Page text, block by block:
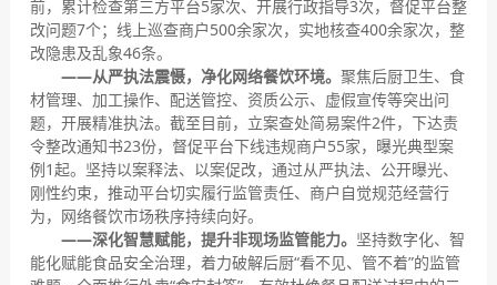
前，累计检查第三方平台5家次、开展行政指导3次，督促平台整
改问题7个；线上巡查商户500余家次，实地核查400余家次，整
改隐患及乱象46条。
——从严执法震慑，净化网络餐饮环境。 聚焦后厨卫生、食
材管理、加工操作、配送管控、资质公示、虚假宣传等突出问
题，开展精准执法。截至目前，立案查处简易案件2件，下达责
令整改通知书23份，督促平台下线违规商户55家，曝光典型案
例1起。坚持以案释法、以案促改，通过从严执法、公开曝光、
刚性约束，推动平台切实履行监管责任、商户自觉规范经营行
为，网络餐饮市场秩序持续向好。
——深化智慧赋能，提升非现场监管能力。 坚持数字化、智
能化赋能食品安全治理，着力破解后厨“看不见、管不着”的监管